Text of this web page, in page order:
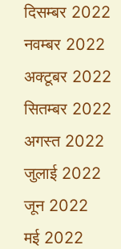
दिसम्बर 2022
नवम्बर 2022
अक्टूबर 2022
सितम्बर 2022
अगस्त 2022
जुलाई 2022
जून 2022
मई 2022